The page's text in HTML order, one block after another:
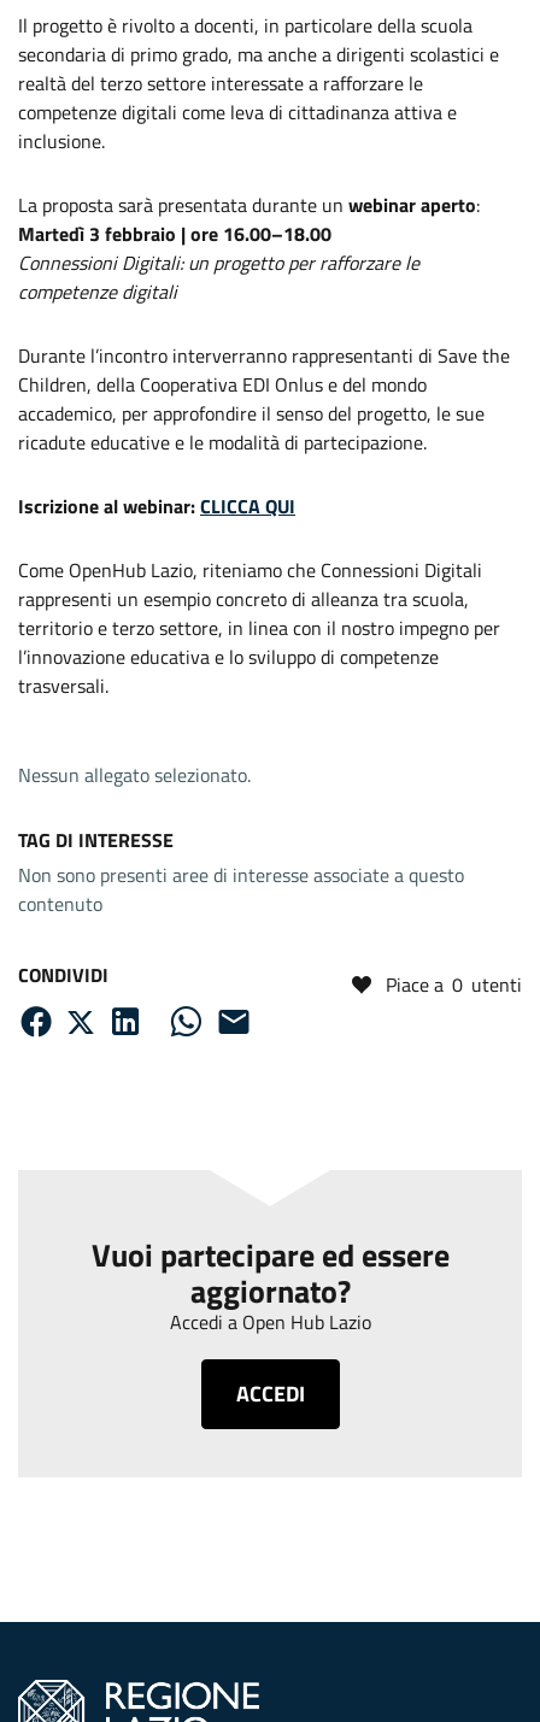
Il progetto è rivolto a docenti, in particolare della scuola
secondaria di primo grado, ma anche a dirigenti scolastici e
realtà del terzo settore interessate a rafforzare le
competenze digitali come leva di cittadinanza attiva e
inclusione.
La proposta sarà presentata durante un webinar aperto:
Martedì 3 febbraio | ore 16.00–18.00
Connessioni Digitali: un progetto per rafforzare le
competenze digitali
Durante l’incontro interverranno rappresentanti di Save the
Children, della Cooperativa EDI Onlus e del mondo
accademico, per approfondire il senso del progetto, le sue
ricadute educative e le modalità di partecipazione.
Iscrizione al webinar:CLICCA QUI
Come OpenHub Lazio, riteniamo che Connessioni Digitali
rappresenti un esempio concreto di alleanza tra scuola,
territorio e terzo settore, in linea con il nostro impegno per
l’innovazione educativa e lo sviluppo di competenze
trasversali.
Nessun allegato selezionato.
TAG DI INTERESSE
Non sono presenti aree di interesse associate a questo
contenuto
CONDIVIDI Piace a 0 utenti
Vuoi partecipare ed essere
aggiornato?
Accedi a Open Hub Lazio
ACCEDI